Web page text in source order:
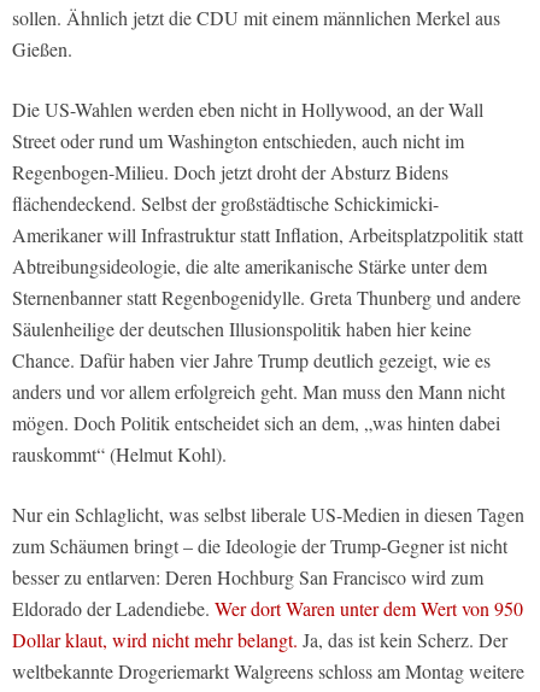
sollen. Ähnlich jetzt die CDU mit einem männlichen Merkel aus
Gießen.
Die US-Wahlen werden eben nicht in Hollywood, an der Wall
Street oder rund um Washington entschieden, auch nicht im
Regenbogen-Milieu. Doch jetzt droht der Absturz Bidens
flächendeckend. Selbst der großstädtische Schickimicki-
Amerikaner will Infrastruktur statt Inflation, Arbeitsplatzpolitik statt
Abtreibungsideologie, die alte amerikanische Stärke unter dem
Sternenbanner statt Regenbogenidylle. Greta Thunberg und andere
Säulenheilige der deutschen Illusionspolitik haben hier keine
Chance. Dafür haben vier Jahre Trump deutlich gezeigt, wie es
anders und vor allem erfolgreich geht. Man muss den Mann nicht
mögen. Doch Politik entscheidet sich an dem, „was hinten dabei
rauskommt“ (Helmut Kohl).
Nur ein Schlaglicht, was selbst liberale US-Medien in diesen Tagen
zum Schäumen bringt – die Ideologie der Trump-Gegner ist nicht
besser zu entlarven: Deren Hochburg San Francisco wird zum
Eldorado der Ladendiebe. Wer dort Waren unter dem Wert von 950
Dollar klaut, wird nicht mehr belangt. Ja, das ist kein Scherz. Der
weltbekannte Drogeriemarkt Walgreens schloss am Montag weitere